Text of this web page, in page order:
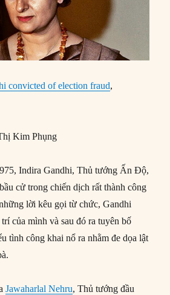
convicted of election fraud,
Kim Phụng
Indira Gandhi, Thủ tướng Ấn Độ,
cử trong chiến dịch rất thành công
lời kêu gọi từ chức, Gandhi
của mình và sau đó ra tuyên bố
tình công khai nổ ra nhằm đe dọa lật
Jawaharlal Nehru, Thủ tướng đầu